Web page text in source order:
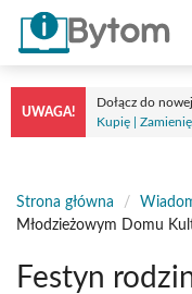
Przejdź
treści
UWAGA!
Dołącz do
Kupię |
Strona główna /
Młodzieżowym Domu
Festyn